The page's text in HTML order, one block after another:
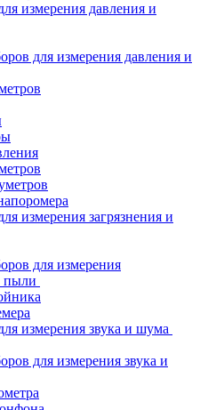
измерения давления и
для измерения давления и
измерения загрязнения и
для измерения
пыли
измерения звука и шума
для измерения звука и